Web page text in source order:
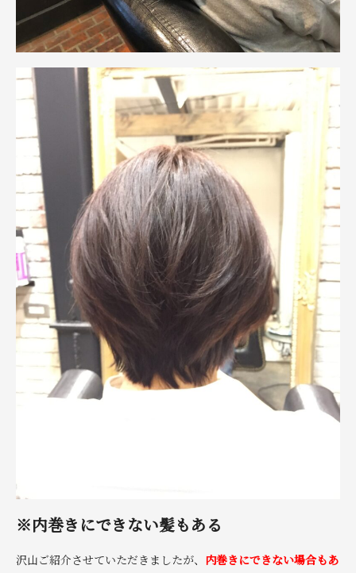
※内巻きにできない髪もある
沢山ご紹介させていただきましたが、 内巻きにできない場合もあ